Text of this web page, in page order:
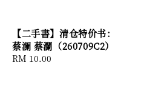
【二手書】清仓特价书：
蔡澜 蔡瀾（260709C2）
Regular
RM 10.00